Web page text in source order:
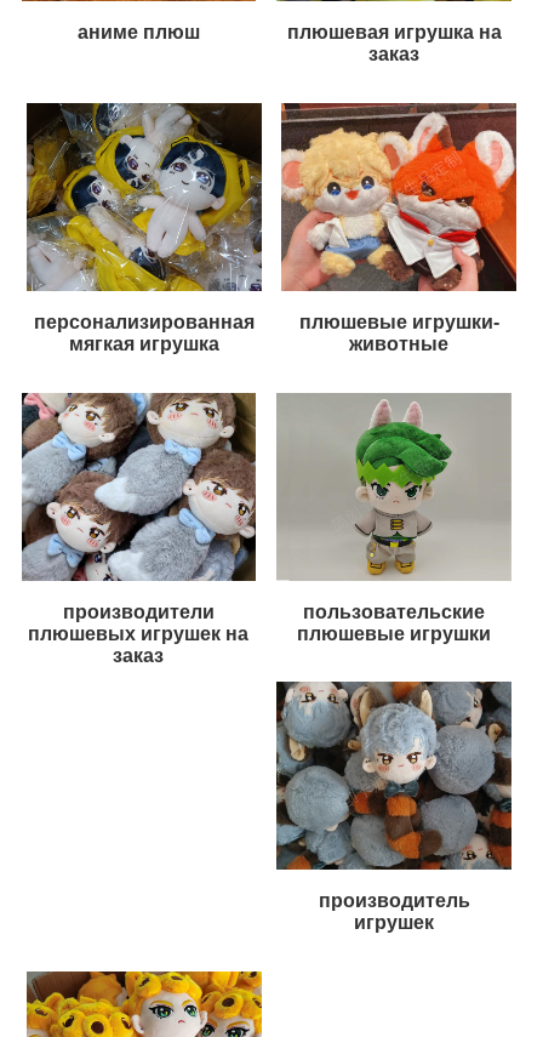
аниме плюш
плюшевая игрушка на
заказ
персонализированная
мягкая игрушка
плюшевые игрушки-
животные
производители
плюшевых игрушек на
заказ
пользовательские
плюшевые игрушки
производитель
игрушек